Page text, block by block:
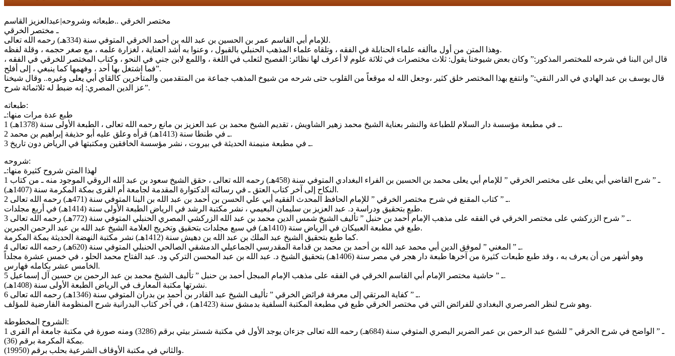
مختصر الخرقي ..طبعاته وشروحه|عبدالعزيز القاسم
ـ مختصر الخرقي
للإمام أبي القاسم عمر بن الحسين بن عبد الله بن أحمد الخرقي المتوفي سنة (334هـ) رحمه الله تعالى.
وهذا المتن من أول ماألفه علماء الحنابلة في الفقه ، وتلقاه علماء المذهب الحنبلي بالقبول ، وعنوا به أشد العناية ، لغزارة علمه ، مع صغر حجمه ، وقلة لفظه.
قال ابن البنا في شرحه للمختصر المذكور:” وكان بعض شيوخنا يقول: ثلاث مختصرات في ثلاثة علوم لا أعرف لها نظائر: الفصيح لثعلب في اللغة ، واللمع لابن جني في النحو ، وكتاب المختصر للخرقي في الفقه ،
فما اشتغل بها أحد ، وفهمها كما ينبغي ، إلى أفلح”.
قال يوسف بن عبد الهادي في الدر النقي:” وانتفع بهذا المختصر خلق كثير ،وجعل الله له موقعاً من القلوب حتى شرحه من شيوخ المذهب جماعة من المتقدمين والمتأخرين كالقاي أبي يعلى وغيره.. وقال شيخنا
عز الدين المصري: إنه ضبط له ثلاثمائة شرح”.
طبعاته:
طبع عدة مرات منها:ـ
1 ـ في مطبعة مؤسسة دار السلام للطباعة والنشر بعناية الشيخ محمد زهير الشاويش ، تقديم الشيخ محمد بن عبد العزيز بن مانع رحمه الله تعالى ، الطبعة الأولى سنة (1378هـ).
2 ـ في طنطا سنة (1413هـ) قرأه وعلق عليه أبو حذيفة إبراهيم بن محمد.
3 ـ في مطبعة منيمنة الحديثة في بيروت ، نشر مؤسسة الخافقين ومكتبتها في الرياض دون تاريخ.
شروحه:
لهذا المتن شروح كثيرة منها:ـ
1 ـ ” شرح القاضي أبي يعلى على مختصر الخرقي ” للإمام أبي يعلى محمد بن الحسين بن الفراء البغدادي المتوفي سنة (458هـ) رحمه الله تعالى ، حقق الشيخ سعود بن عبد الله الروقي الموجود منه ـ من كتاب
النكاح إلى آخر كتاب العتق ـ في رسالته الدكتوارة المقدمة لجامعة أم القرى بمكة المكرمة سنة (1407هـ).
2 ـ ” كتاب المقنع في شرح مختصر الخرقي ” للإمام الحافظ المحدث الفقيه أبي علي الحسن بن أحمد بن عبد الله بن البنا المتوفي سنة (471هـ) رحمه الله تعالى.
طبع بتحقيق ودراسة د. عبد العزيز بن سليمان البعيمي ، نشر مكتبة الرشد في الرياض الطبعة الأولى سنة (1414هـ) في أربع مجلدات.
3 ـ ” شرح الزركشي على مختصر الخرقي في الفقه على مذهب الإمام أحمد بن حنبل ” تأليف الشيخ شمس الدين محمد بن عبد الله الزركشي المصري الحنبلي المتوفي سنة (772هـ) رحمه الله تعالى.
طبع في مطبعة العبيكان في الرياض سنة (1410هـ) في سبع مجلدات بتحقيق وتخريج العلامة الشيخ عبد الله بن عبد الرحمن الجبرين.
كما طبع بتحقيق الشيخ عبد الملك بن عبد الله بن دهيش سنة (1412هـ) نشر مكتبة النهضة الحديثة بمكة المكرمة.
4 ـ ” المغني ” لموفق الدين أبي محمد عبد الله بن أحمد بن محمد بن قدامة المقدرسي الجماعيلي الدمشقي الصالحي الحنبلي المتوفي سنة (620هـ) رحمه الله تعالى.
وهو أشهر من أن يعرف به ، وقد طبع طبعات كثيرة من آخرها طبعة دار هجر في مصر سنة (1406هـ) بتحقيق الشيخ د. عبد الله بن عبد المحسن التركي ود. عبد الفتاح محمد الحلو ، في خمس عشرة مجلداً
الخامس عشر بكامله فهارس.
5 ـ ” حاشية مختصر الإمام أبي القاسم الخرقي في الفقه على مذهب الإمام المبجل أحمد بن حنبل ” تأليف الشيخ محمد بن عبد الرحمن بن حسين آل إسماعيل.
نشرتها مكتبة المعارف في الرياض الطبعة الأولى سنة (1408هـ).
6 ـ ” كفاية المرتقي إلى معرفة فرائض الخرقي ” تأليف الشيخ عبد القادر بن أحمد بن بدران المتوفي سنة (1346هـ) رحمه الله تعالى.
وهو شرح لنظر الصرصري البغدادي للفرائض التي في مختصر الخرقي طبع في مطبعة المكتبة السلفية بدمشق سنة (1423هـ) ، في آخر كتاب البدرانية شرح المنظومة الفارضية للمؤلف.
الشروح المخطوطة:
1 ـ ” الواضح في شرح الخرقي ” للشيخ عبد الرحمن بن عمر الضرير البصري المتوفي سنة (684هـ) رحمه الله تعالى جزءان يوجد الأول في مكتبة شستر بيتي برقم (3286) ومنه صورة في مكتبة جامعة أم القرى
بمكة المكرمة برقم (36).
والثاني في مكتبة الأوقاف الشرعية بحلب برقم (19950).